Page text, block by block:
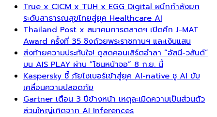
True x CICM x TUH x EGG Digital ผนึกกำลังยก
ระดับสาธารณสุขไทยสู่ยุค Healthcare AI
Thailand Post x สมาคมการตลาดฯ เปิดศึก J-MAT
Award ครั้งที่ 35 ชิงถ้วยพระราชทานฯ และเงินแสน
ส่งท้ายความประทับใจ! ดูสดคอนเสิร์ตอำลา “อัสนี-วสันต์”
บน AIS PLAY ผ่าน “โซนหน้าจอ” 8 ก.ย. นี้
Kaspersky ชี้ ภัยไซเบอร์เข้าสู่ยุค AI-native ชู AI ขับ
เคลื่อนความปลอดภัย
Gartner เตือน 3 ปีข้างหน้า เหตุละเมิดความเป็นส่วนตัว
ส่วนใหญ่เกิดจาก AI Inferences